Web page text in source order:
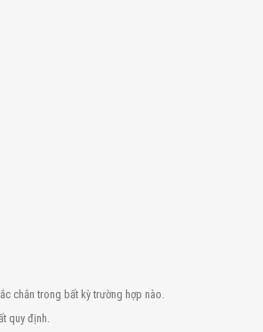
chắn trong bất kỳ trường hợp nào.
quy định.